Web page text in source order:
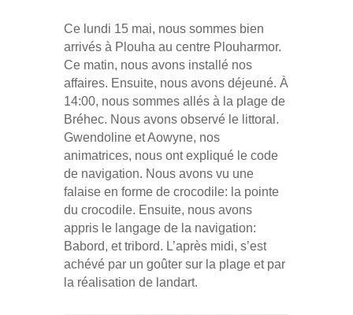
Ce lundi 15 mai, nous sommes bien
arrivés à Plouha au centre Plouharmor.
Ce matin, nous avons installé nos
affaires. Ensuite, nous avons déjeuné. À
14:00, nous sommes allés à la plage de
Bréhec. Nous avons observé le littoral.
Gwendoline et Aowyne, nos
animatrices, nous ont expliqué le code
de navigation. Nous avons vu une
falaise en forme de crocodile: la pointe
du crocodile. Ensuite, nous avons
appris le langage de la navigation:
Babord, et tribord. L’après midi, s’est
achévé par un goûter sur la plage et par
la réalisation de landart.